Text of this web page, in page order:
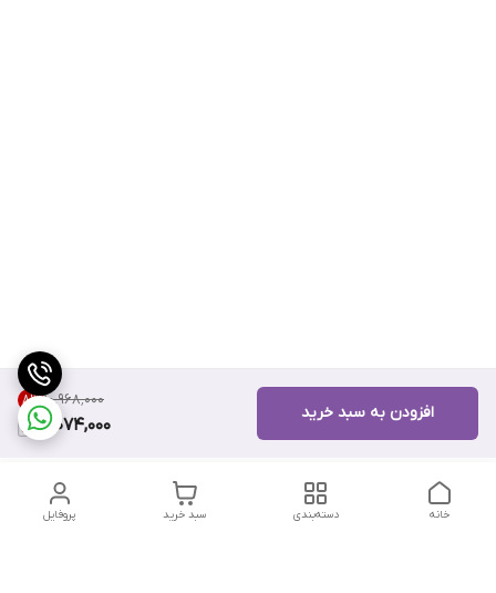
۱۰٬۹۶۸٬۰۰۰ 8%
10,074,000
افزودن به سبد خرید
پروفایل سبد خرید دسته‌بندی خانه